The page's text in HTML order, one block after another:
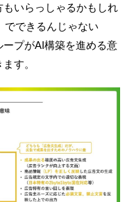
いらっしゃるかもしれ
でできるんじゃない
プがAI構築を進める意
す。